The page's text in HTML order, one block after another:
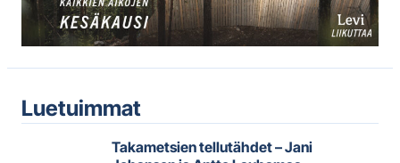
Luetuimmat
Takametsien tellutähdet – Jani